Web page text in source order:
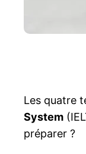
Les quatre
System
préparer ?